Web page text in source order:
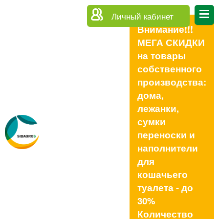
Личный кабинет
Внимание!!!
МЕГА СКИДКИ
на товары
собственного
производства:
дома,
лежанки,
сумки
переноски и
наполнители
для
кошачьего
туалета - до
30%
Количество